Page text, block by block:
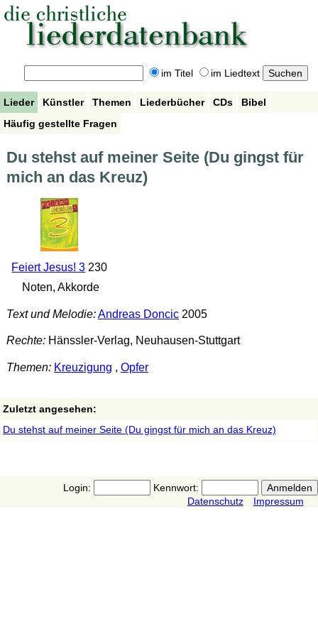
im Titel im Liedtext
Lieder Künstler Themen Liederbücher CDs
Bibel
Häufig gestellte Fragen
Du stehst auf meiner Seite (Du gingst für
mich an das Kreuz)
Feiert Jesus! 3 230
Noten, Akkorde
Text und Melodie:Andreas Doncic2005
Rechte:Hänssler-Verlag, Neuhausen-Stuttgart
Themen: Kreuzigung , Opfer
Zuletzt angesehen:
Du stehst auf meiner Seite (Du gingst für mich an das Kreuz)
Login:
Kennwort:
Datenschutz
Impressum